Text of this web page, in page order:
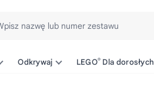
nazwę lub numer zestawu
Odkrywaj LEGO® Dla dorosłych